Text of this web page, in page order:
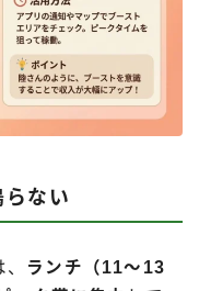
ない
ランチ（11〜13